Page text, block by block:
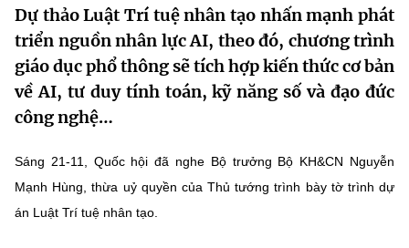
Giới thiệu
Chức năng nhiệm vụ
Cơ cấu tổ chức
Sở Khoa học và Công nghệ
Tin tức sự kiện
Khoa học và Công nghệ
Chuyển đổi số
Dịch vụ công
Văn bản QPPL
MST IOFFICE
THỐNG KÊ
Dự thảo Luật Trí tuệ nhân tạo nhấn mạnh phát
triển nguồn nhân lực AI, theo đó, chương trình
giáo dục phổ thông sẽ tích hợp kiến thức cơ bản
về AI, tư duy tính toán, kỹ năng số và đạo đức
công nghệ…
Sáng 21-11, Quốc hội đã nghe Bộ trưởng Bộ KH&CN Nguyễn
Mạnh Hùng, thừa uỷ quyền của Thủ tướng trình bày tờ trình dự
án Luật Trí tuệ nhân tạo.